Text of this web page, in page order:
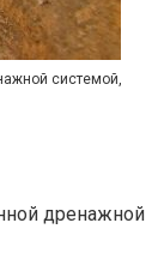
системой,
дренажной